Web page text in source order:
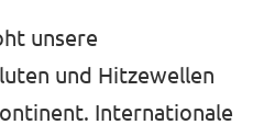
unsere
und Hitzewellen
Internationale